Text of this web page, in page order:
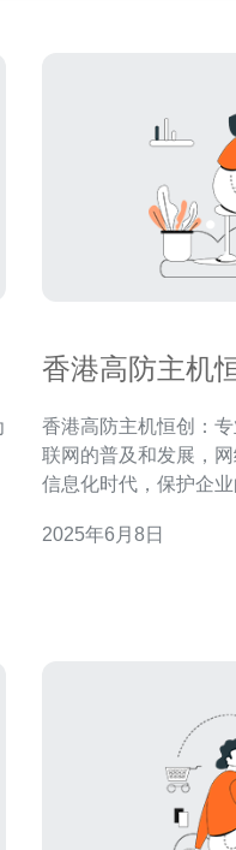
香港高防主机
香港高防主机恒创：专业
联网的普及和发展，
信息化时代，保护企
为客户提供全方位的网络安
2025年6月8日